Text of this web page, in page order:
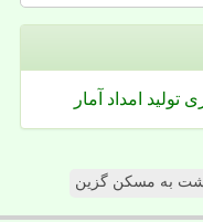
تولید امداد آمار
به مسکن گزین